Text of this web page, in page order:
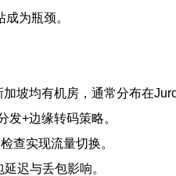
为瓶颈。
坡均有机房，通常分布在
发+边缘转码策略。
查实现流量切换。
迟与丢包影响。